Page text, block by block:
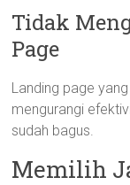
Tidak
Page
Landing page
mengurangi
sudah bagus.
Memilih